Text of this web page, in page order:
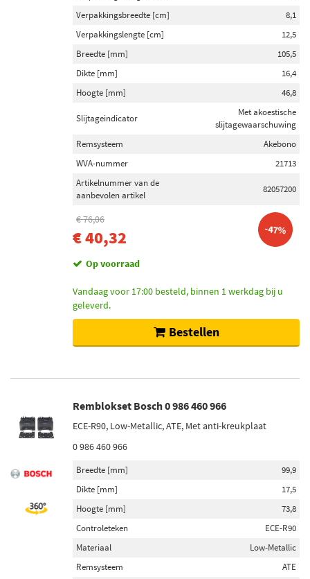
Bosch (2)
Maxgear (2)
Febi Bilstein (2)
ATE (1)
Inbouwplaats
Achteras (9)
Niet op voorraad (23)
Op voorraad (20)
Verpakkingsbreedte [cm]
8,1
Verpakkingslengte [cm]
12,5
Breedte [mm]
105,5
Dikte [mm]
16,4
Hoogte [mm]
46,8
Slijtageindicator
Met akoestische
slijtagewaarschuwing
Remsysteem
Akebono
WVA-nummer
21713
Artikelnummer van de
aanbevolen artikel
82057200
€ 76,06
€ 40,32 -47%
Op voorraad
Vandaag voor 17:00 besteld, binnen 1 werkdag bij u
geleverd.
Bestellen
Remblokset Bosch 0 986 460 966
ECE-R90, Low-Metallic, ATE, Met anti-kreukplaat
0 986 460 966
Breedte [mm]
99,9
Dikte [mm]
17,5
Hoogte [mm]
73,8
Controleteken
ECE-R90
Materiaal
Low-Metallic
Remsysteem
ATE